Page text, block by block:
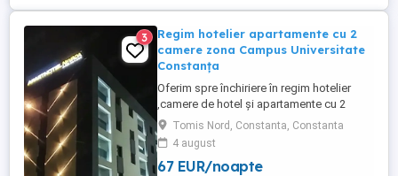
3
Regim hotelier apartamente cu 2
camere zona Campus Universitate
Constanța
Oferim spre închiriere în regim hotelier
,camere de hotel și apartamente cu 2
camere la un complex hotelier de 3 și 4
stele . Contra cost avem și mic dejun la
cerere (40 lei de persoană) Complexul
hotelier se află în zona Tomis Nord
Tomis Nord, Constanta, Constanta
4 august
67 EUR/noapte